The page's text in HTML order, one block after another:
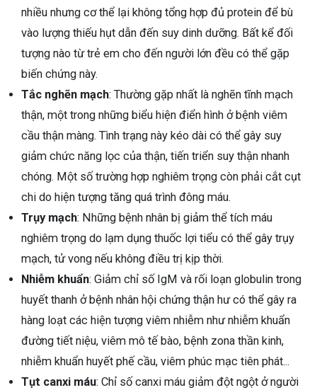
nhiều nhưng cơ thể lại không tổng hợp đủ protein để bù
vào lượng thiếu hụt dẫn đến suy dinh dưỡng. Bất kể đối
tượng nào từ trẻ em cho đến người lớn đều có thể gặp
biến chứng này.
Tắc nghẽn mạch: Thường gặp nhất là nghẽn tĩnh mạch
thận, một trong những biểu hiện điển hình ở bệnh viêm
cầu thận màng. Tình trạng này kéo dài có thể gây suy
giảm chức năng lọc của thận, tiến triển suy thận nhanh
chóng. Một số trường hợp nghiêm trọng còn phải cắt cụt
chi do hiện tượng tăng quá trình đông máu.
Trụy mạch: Những bệnh nhân bị giảm thể tích máu
nghiêm trọng do lạm dụng thuốc lợi tiểu có thể gây trụy
mạch, tử vong nếu không điều trị kịp thời.
Nhiễm khuẩn: Giảm chỉ số IgM và rối loạn globulin trong
huyết thanh ở bệnh nhân hội chứng thận hư có thể gây ra
hàng loạt các hiện tượng viêm nhiễm như nhiễm khuẩn
đường tiết niệu, viêm mô tế bào, bệnh zona thần kinh,
nhiễm khuẩn huyết phế cầu, viêm phúc mạc tiên phát...
Tụt canxi máu: Chỉ số canxi máu giảm đột ngột ở người